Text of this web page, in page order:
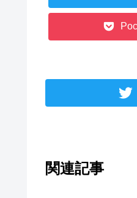
関連記事